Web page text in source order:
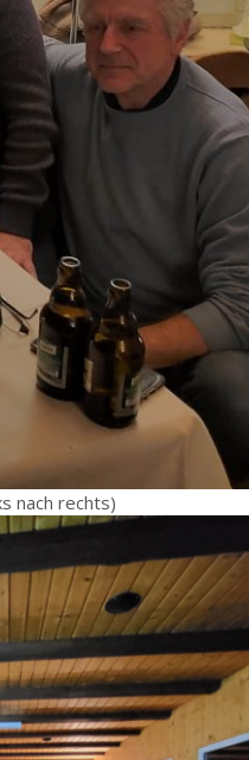
nach rechts)